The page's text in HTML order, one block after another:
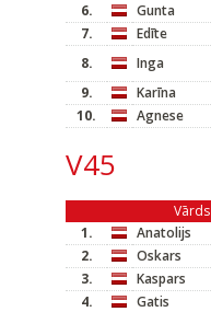
6. Gunta
7.
Edīte
8.
Inga
9.
Karīna
10.
Agnese
V45
Vārds
1.
Anatolijs
2.
Oskars
3.
Kaspars
4.
Gatis